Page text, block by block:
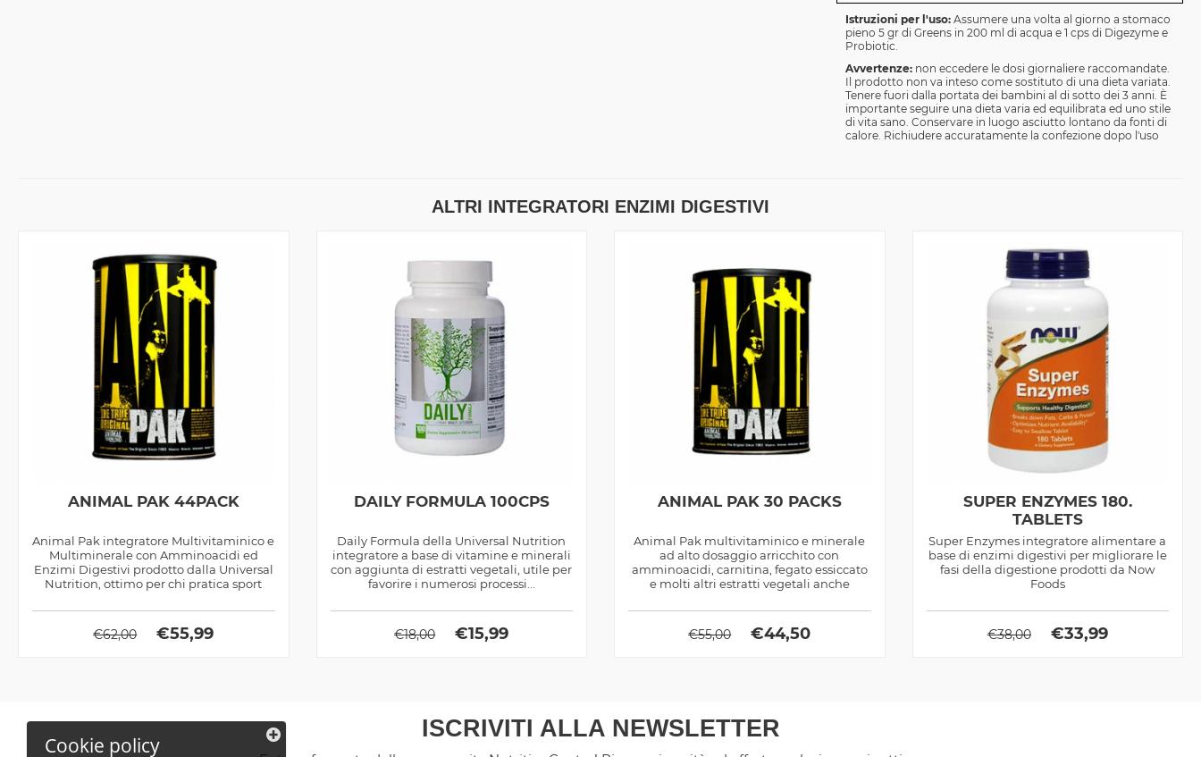
Istruzioni per l'uso: Assumere una volta al giorno a stomaco
pieno 5 gr di Greens in 200 ml di acqua e 1 cps di Digezyme e
Probiotic.
Avvertenze: non eccedere le dosi giornaliere raccomandate.
Il prodotto non va inteso come sostituto di una dieta variata.
Tenere fuori dalla portata dei bambini al di sotto dei 3 anni. È
importante seguire una dieta varia ed equilibrata ed uno stile
di vita sano. Conservare in luogo asciutto lontano da fonti di
calore. Richiudere accuratamente la confezione dopo l'uso
ALTRI INTEGRATORI ENZIMI DIGESTIVI
ANIMAL PAK 44PACK
Animal Pak integratore Multivitaminico e
Multiminerale con Amminoacidi ed
Enzimi Digestivi prodotto dalla Universal
Nutrition, ottimo per chi pratica sport
€62,00 €55,99
DAILY FORMULA 100CPS
Daily Formula della Universal Nutrition
integratore a base di vitamine e minerali
con aggiunta di estratti vegetali, utile per
favorire i numerosi processi...
€18,00 €15,99
ANIMAL PAK 30 PACKS
Animal Pak multivitaminico e minerale
ad alto dosaggio arricchito con
amminoacidi, carnitina, fegato essiccato
e molti altri estratti vegetali anche
€55,00 €44,50
SUPER ENZYMES 180.
TABLETS
Super Enzymes integratore alimentare a
base di enzimi digestivi per migliorare le
fasi della digestione prodotti da Now
Foods
€38,00 €33,99
ISCRIVITI ALLA NEWSLETTER
Cookie policy